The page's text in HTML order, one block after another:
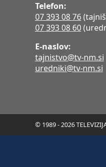
Telefon:
07 393 08 76
07 393 08 60
E-naslov:
tajnistvo@tv-nm.si
uredniki@tv-nm.si
© 1989 - 2026